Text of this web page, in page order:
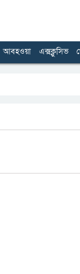
আবহওয়া এক্সক্লুসিভ